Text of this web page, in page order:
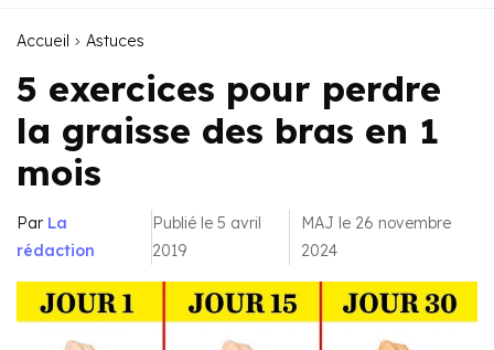
Accueil Astuces
5 exercices pour perdre
la graisse des bras en 1
mois
Par La
rédaction
Publié le 5 avril
2019
MAJ le 26 novembre
2024